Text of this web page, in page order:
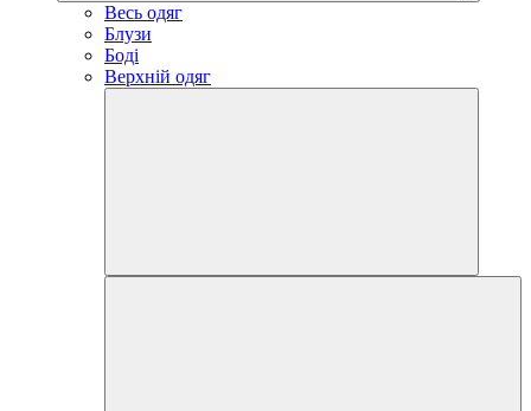
Весь одяг
Блузи
Боді
Верхній одяг